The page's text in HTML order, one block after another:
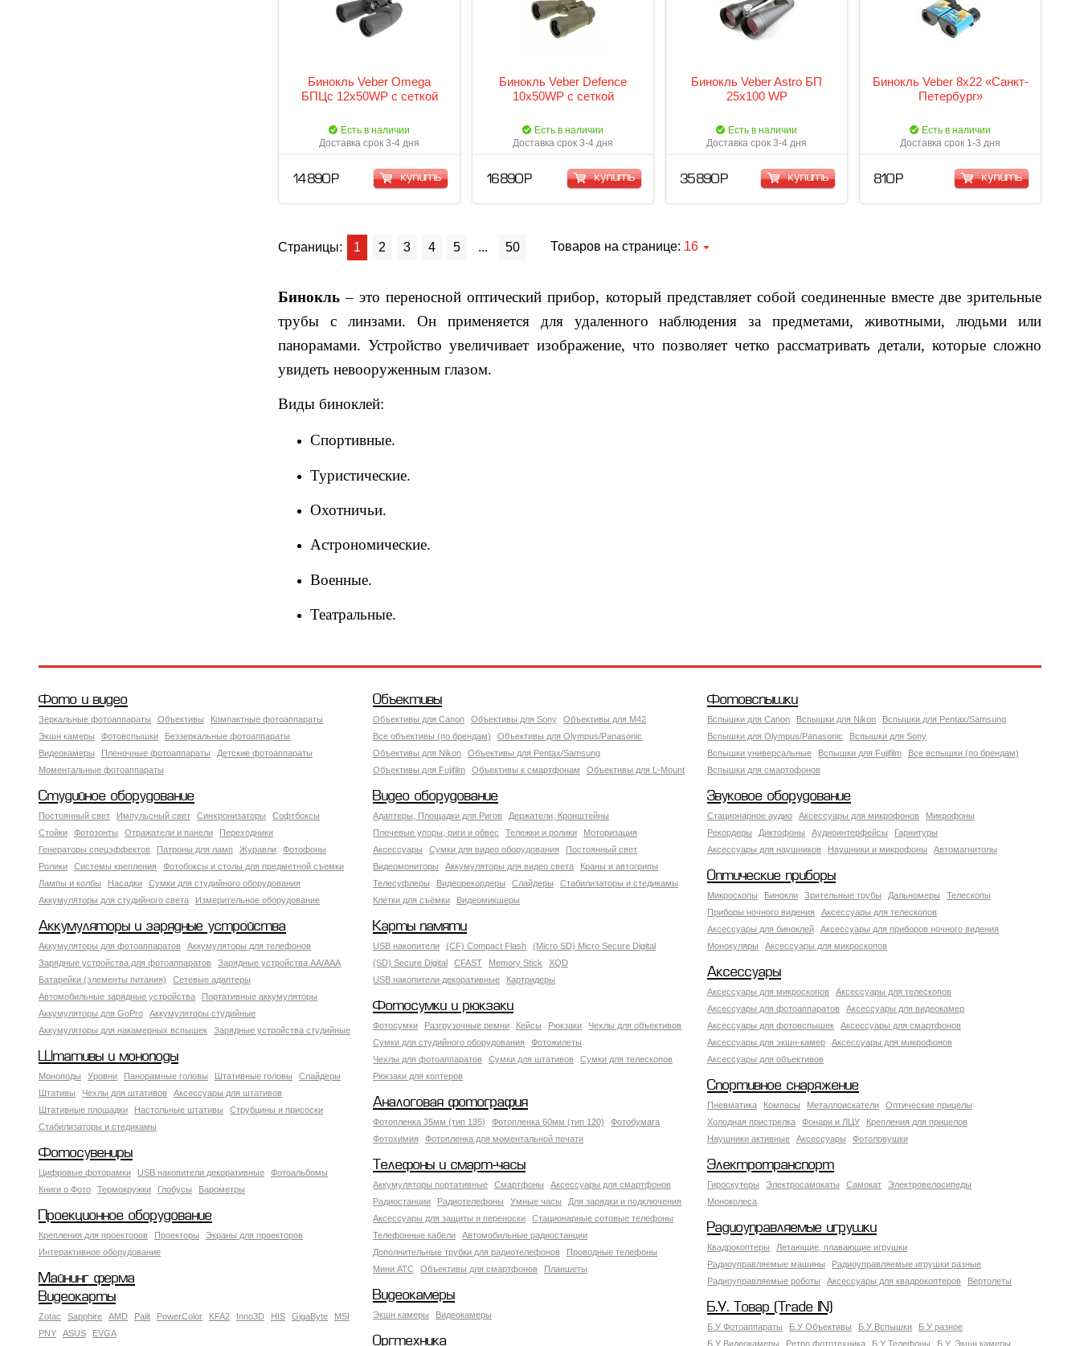
Бинокль Veber Omega
БПЦс 12x50WP с сеткой
Есть в наличии
Доставка срок 3-4 дня
14 890 Р купить
Бинокль Veber Defence
10x50WP с сеткой
Есть в наличии
Доставка срок 3-4 дня
16 890 Р купить
Бинокль Veber Astro БП
25x100 WP
Есть в наличии
Доставка срок 3-4 дня
35 890 Р купить
Бинокль Veber 8х22 «Санкт-
Петербург»
Есть в наличии
Доставка срок 1-3 дня
810 Р купить
Страницы: 1 2 3 4 5 ... 50 Товаров на странице: 16
Бинокль – это переносной оптический прибор, который представляет собой соединенные вместе две зрительные
трубы с линзами. Он применяется для удаленного наблюдения за предметами, животными, людьми или
панорамами. Устройство увеличивает изображение, что позволяет четко рассматривать детали, которые сложно
увидеть невооруженным глазом.
Виды биноклей:
Спортивные.
Туристические.
Охотничьи.
Астрономические.
Военные.
Театральные.
Фото и видео
Зеркальные фотоаппараты Объективы
Компактные фотоаппараты
Экшн камеры
Фотовспышки
Беззеркальные фотоаппараты
Видеокамеры
Пленочные фотоаппараты
Детские фотоаппараты
Моментальные фотоаппараты
Объективы
Объективы для Canon Объективы для Sony
Объективы для M42
Все объективы (по брендам)
Объективы для Olympus/Panasonic
Объективы для Nikon
Объективы для Pentax/Samsung
Объективы для Fujifilm
Объективы к смартфонам Объективы для L-Mount
Фотовспышки
Вспышки для Canon Вспышки для Nikon
Вспышки для Pentax/Samsung
Вспышки для Olympus/Panasonic
Вспышки для Sony
Вспышки универсальные
Вспышки для Fujifilm
Все вспышки (по брендам)
Вспышки для смартофонов
Студийное оборудование
Постоянный свет Импульсный свет Синхронизаторы
Софтбоксы
Стойки
Фотозонты Отражатели и панели
Переходники
Генераторы спецэффектов
Патроны для ламп Журавли
Фотофоны
Ролики
Системы крепления
Фотобоксы и столы для предметной съемки
Лампы и колбы
Насадки
Сумки для студийного оборудования
Аккумуляторы для студийного света
Измерительное оборудование
Видео оборудование
Адаптеры, Площадки для Ригов
Держатели, Кронштейны
Плечевые упоры, риги и обвес
Тележки и ролики
Моторизация
Аксессуары
Сумки для видео оборудования
Постоянный свет
Видеомониторы
Аккумуляторы для видео света
Краны и автогрипы
Телесуфлеры
Видеорекордеры Слайдеры
Стабилизаторы и стедикамы
Клетки для съёмки
Видеомикшеры
Звуковое оборудование
Стационарное аудио Аксессуары для микрофонов
Микрофоны
Рекордеры
Диктофоны Аудиоинтерфейсы
Гарнитуры
Аксессуары для наушников
Наушники и микрофоны Автомагнитолы
Оптические приборы
Микроскопы Бинокли Зрительные трубы Дальномеры
Телескопы
Приборы ночного видения
Аксессуары для телескопов
Аксессуары для биноклей
Аксессуары для приборов ночного видения
Монокуляры
Аксессуары для микроскопов
Аккумуляторы и зарядные устройства
Аккумуляторы для фотоаппаратов
Аккумуляторы для телефонов
Зарядные устройства для фотоаппаратов
Зарядные устройства AA/AAA
Батарейки (элементы питания)
Сетевые адаптеры
Автомобильные зарядные устройства
Портативные аккумуляторы
Аккумуляторы для GoPro
Аккумуляторы студийные
Аккумуляторы для накамерных вспышек
Зарядные устройства студийные
Карты памяти
USB накопители (CF) Compact Flash
(Micro SD) Micro Secure Digital
(SD) Secure Digital
CFAST Memory Stick
XQD
USB накопители декоративные
Картридеры Аксессуары
Аксессуары для микроскопов
Аксессуары для телескопов
Аксессуары для фотоаппаратов
Аксессуары для видеокамер
Аксессуары для фотовспышек
Аксессуары для смартфонов
Аксессуары для экшн-камер
Аксессуары для микрофонов
Аксессуары для объективов
Фотосумки и рюкзаки
Фотосумки Разгрузочные ремни Кейсы Рюкзаки
Чехлы для объективов
Сумки для студийного оборудования
Фотожилеты
Чехлы для фотоаппаратов
Сумки для штативов
Сумки для телескопов
Рюкзаки для коптеров
Штативы и моноподы
Моноподы Уровни Панорамные головы Штативные головы
Слайдеры
Штативы
Чехлы для штативов
Аксессуары для штативов
Штативные площадки
Настольные штативы
Струбцины и присоски
Стабилизаторы и стедикамы
Спортивное снаряжение
Пневматика Компасы Металлоискатели
Оптические прицелы
Холодная пристрелка
Фонари и ЛЦУ
Крепления для прицелов
Наушники активные
Аксессуары Фотоловушки
Аналоговая фотография
Фотопленка 35мм (тип 135) Фотопленка 60мм (тип 120)
Фотобумага
Фотохимия
Фотопленка для моментальной печати
Фотосувениры
Цифровые фоторамки USB накопители декоративные
Фотоальбомы
Книги о Фото
Термокружки Глобусы Барометры
Телефоны и смарт-часы
Аккумуляторы портативные Смартфоны
Аксессуары для смартфонов
Радиостанции
Радиотелефоны Умные часы
Для зарядки и подключения
Аксессуары для защиты и переноски
Стационарные сотовые телефоны
Телефонные кабели
Автомобильные радиостанции
Дополнительные трубки для радиотелефонов
Проводные телефоны
Мини АТС
Объективы для смартфонов Планшеты
Электротранспорт
Гироскутеры Электросамокаты Самокат
Электровелосипеды
Моноколеса
Проекционное оборудование
Крепления для проекторов Проекторы
Экраны для проекторов
Интерактивное оборудование
Радиоуправляемые игрушки
Квадрокоптеры
Летающие, плавающие игрушки
Радиоуправляемые машины
Радиоуправляемые игрушки разные
Радиоуправляемые роботы
Аксессуары для квадрокоптеров Вертолеты
Майнинг ферма
Видеокамеры
Экшн камеры Видеокамеры
Видеокарты
Zotac Sapphire AMD Palit PowerColor KFA2 Inno3D HIS GigaByte
MSI
PNY
ASUS EVGA
Б.У. Товар (Trade IN)
Б.У Фотоаппараты Б.У Объективы Б.У Вспышки
Б.У разное
Б.У Видеокамеры
Ретро фототехника Б.У Телефоны Б.У. Экшн камеры
Оргтехника